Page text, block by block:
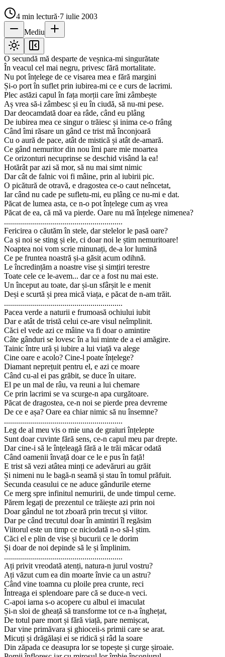
4 min lectură·7 iulie 2003
Mediu
O secundă mă desparte de veșnica-mi singurătate
În veacul cel mai negru, privesc fără mortalitate.
Nu pot înțelege de ce visarea mea e fără margini
Și-o port în suflet prin iubirea-mi ce e curs de lacrimi.
Plec astăzi capul în fața morții care îmi zâmbește
Aș vrea să-i zâmbesc și eu în ciudă, să nu-mi pese.
Dar deocamdată doar ea râde, când eu plâng
De iubirea mea ce singur o trăiesc și inima ce-o frâng
Când îmi răsare un gând ce trist mă înconjoară
Cu o aură de pace, atât de mistică și atât de-amară.
Ce gând nemuritor din nou îmi pare mie moartea
Ce orizonturi necuprinse se deschid visând la ea!
Hotărât par azi să mor, să nu mai simt nimic
Dar cât de falnic voi fi mâine, prin al iubirii pic.
O picătură de otravă, e dragostea ce-o caut neîncetat,
Iar când nu cade pe sufletu-mi, eu plâng ce nu-mi e dat.
Păcat de lumea asta, ce n-o pot înțelege cum aș vrea
Păcat de ea, că mă va pierde. Oare nu mă înțelege nimenea?
...........................................................
Fericirea o căutăm în stele, dar stelelor le pasă oare?
Ca și noi se sting și ele, ci doar noi le știm nemuritoare!
Noaptea noi vom scrie minunați, de-a lor lumină
Ce pe fruntea noastră și-a găsit acum odihnă.
Le încredințăm a noastre vise și simțiri terestre
Toate cele ce le-avem... dar ce a fost nu mai este.
Un început au toate, dar și-un sfârșit le e menit
Deși e scurtă și prea mică viața, e păcat de n-am trăit.
...........................................................
Pacea verde a naturii e frumoasă ochiului iubit
Dar e atât de tristă celui ce-are visul neîmplinit.
Căci el vede azi ce mâine va fi doar o amintire
Câte gânduri se lovesc în a lui minte de a ei amăgire.
Tainic între ură și iubire a lui viață va alege
Cine oare e acolo? Cine-l poate înțelege?
Diamant neprețuit pentru el, e azi ce moare
Când cu-al ei pas grăbit, se duce în uitare.
El pe un mal de râu, va reuni a lui chemare
Ce prin lacrimi se va scurge-n apa curgătoare.
Păcat de dragostea, ce-n noi se pierde prea devreme
De ce e așa? Oare ea chiar nimic să nu însemne?
...........................................................
Leg de al meu vis o mie una de graiuri înțelepte
Sunt doar cuvinte fără sens, ce-n capul meu par drepte.
Dar cine-i să le înțeleagă fără a le trăi măcar odată
Când oamenii învață doar ce le e pus în față!
E trist să vezi atâtea minți ce adevăruri au grăit
Și nimeni nu le bagă-n seamă și stau în tomul prăfuit.
Secunda ceasului ce ne aduce gândurile eterne
Ce merg spre infinitul nemuririi, de unde timpul cerne.
Părem legați de prezentul ce trăiește azi prin noi
Doar gândul ne tot zboară prin trecut și viitor.
Dar pe când trecutul doar în amintiri îl regăsim
Viitorul este un timp ce niciodată n-o să-l știm.
Căci el e plin de vise și bucurii ce le dorim
Și doar de noi depinde să le și împlinim.
...........................................................
Ați privit vreodată atenți, natura-n jurul vostru?
Ați văzut cum ea din moarte învie ca un astru?
Când vine toamna cu ploile prea crunte, reci
Întreaga ei splendoare pare că se duce-n veci.
C-apoi iarna s-o acopere cu albul ei imaculat
Și-n sloi de gheață să transforme tot ce n-a înghețat,
De totul pare mort și fără viață, pare nemișcat,
Dar vine primăvara și ghioceii-s primii care se arat.
Micuți și drăgălași ei se ridică și râd la soare
Din zăpada ce deasupra lor se topește și curge șiroaie.